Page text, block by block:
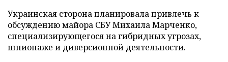
Украинская сторона планировала привлечь к
обсуждению майора СБУ Михаила Марченко,
специализирующегося на гибридных угрозах,
шпионаже и диверсионной деятельности.